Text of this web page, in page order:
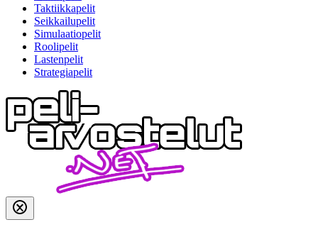
Taktiikkapelit
Seikkailupelit
Simulaatiopelit
Roolipelit
Lastenpelit
Strategiapelit